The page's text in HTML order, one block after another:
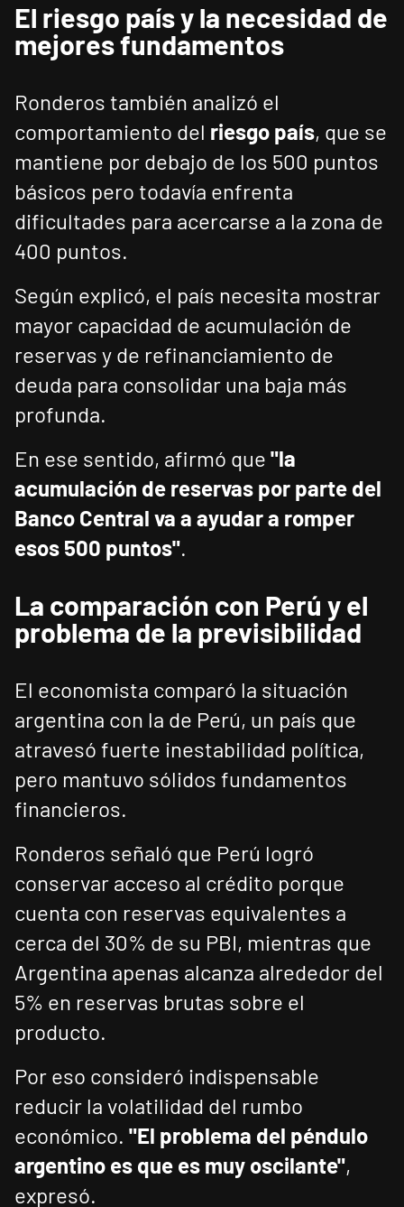
El riesgo país y la necesidad de
mejores fundamentos
Ronderos también analizó el
comportamiento del riesgo país, que se
mantiene por debajo de los 500 puntos
básicos pero todavía enfrenta
dificultades para acercarse a la zona de
400 puntos.
Según explicó, el país necesita mostrar
mayor capacidad de acumulación de
reservas y de refinanciamiento de
deuda para consolidar una baja más
profunda.
En ese sentido, afirmó que "la
acumulación de reservas por parte del
Banco Central va a ayudar a romper
esos 500 puntos".
La comparación con Perú y el
problema de la previsibilidad
El economista comparó la situación
argentina con la de Perú, un país que
atravesó fuerte inestabilidad política,
pero mantuvo sólidos fundamentos
financieros.
Ronderos señaló que Perú logró
conservar acceso al crédito porque
cuenta con reservas equivalentes a
cerca del 30% de su PBI, mientras que
Argentina apenas alcanza alrededor del
5% en reservas brutas sobre el
producto.
Por eso consideró indispensable
reducir la volatilidad del rumbo
económico. "El problema del péndulo
argentino es que es muy oscilante",
expresó.